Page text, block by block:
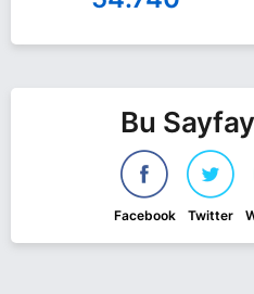
Bu
Facebook Twitter